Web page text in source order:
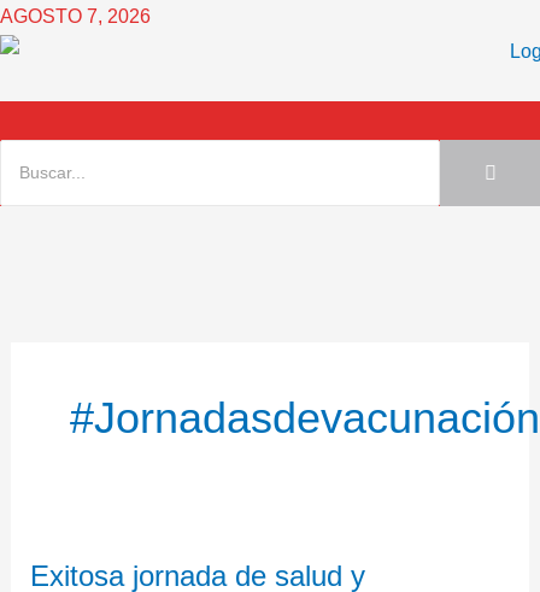
Ir
al
AGOSTO 7, 2026
#jornadasdevacunación
Exitosa jornada de salud y
jornada